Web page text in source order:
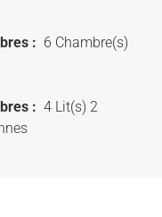
: 6 Chambre(s)
: 4 Lit(s) 2